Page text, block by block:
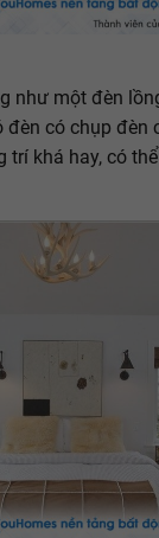
như một đèn
đèn có chụp đèn
trí khá hay, có